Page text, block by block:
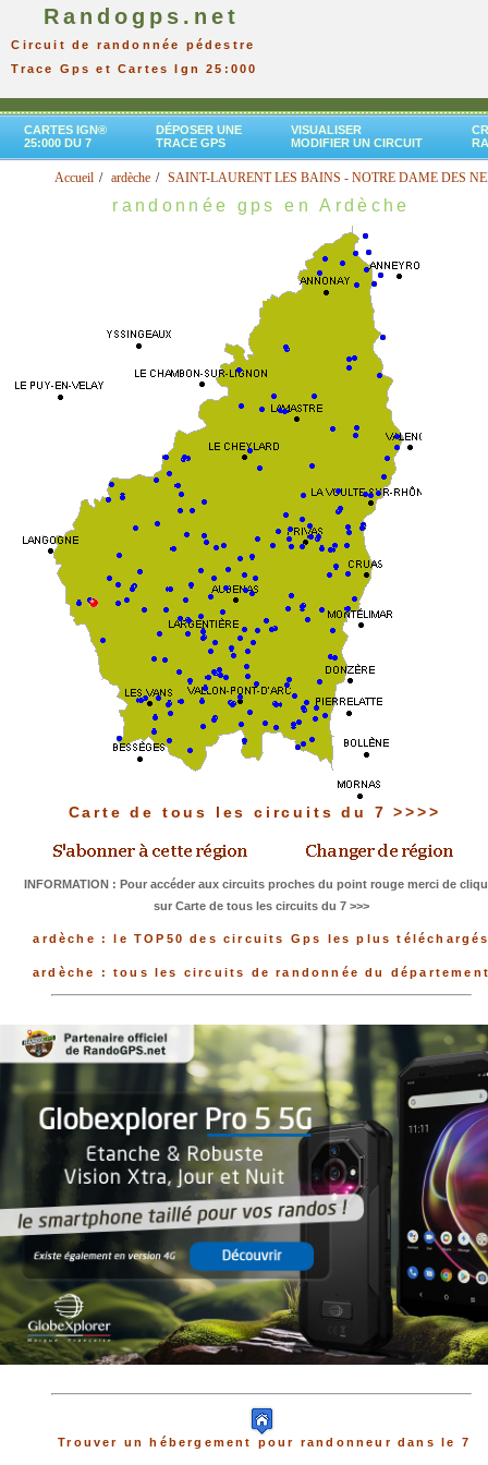
Randogps.net
Circuit de randonnée pédestre
Trace Gps et Cartes Ign 25:000
CARTES IGN®
25:000 DU 7
DÉPOSER UNE
TRACE GPS
VISUALISER
MODIFIER UN CIRCUIT
Accueil ardèche SAINT-LAURENT LES BAINS - NOTRE DAME DES
randonnée gps en Ardèche
Carte de tous les circuits du 7 >>>>
INFORMATION : Pour accéder aux circuits proches du point rouge merci de
sur Carte de tous les circuits du 7 >>>
ardèche : le TOP50 des circuits Gps les plus
ardèche : tous les circuits de randonnée du
Trouver un hébergement pour randonneur dans le 7